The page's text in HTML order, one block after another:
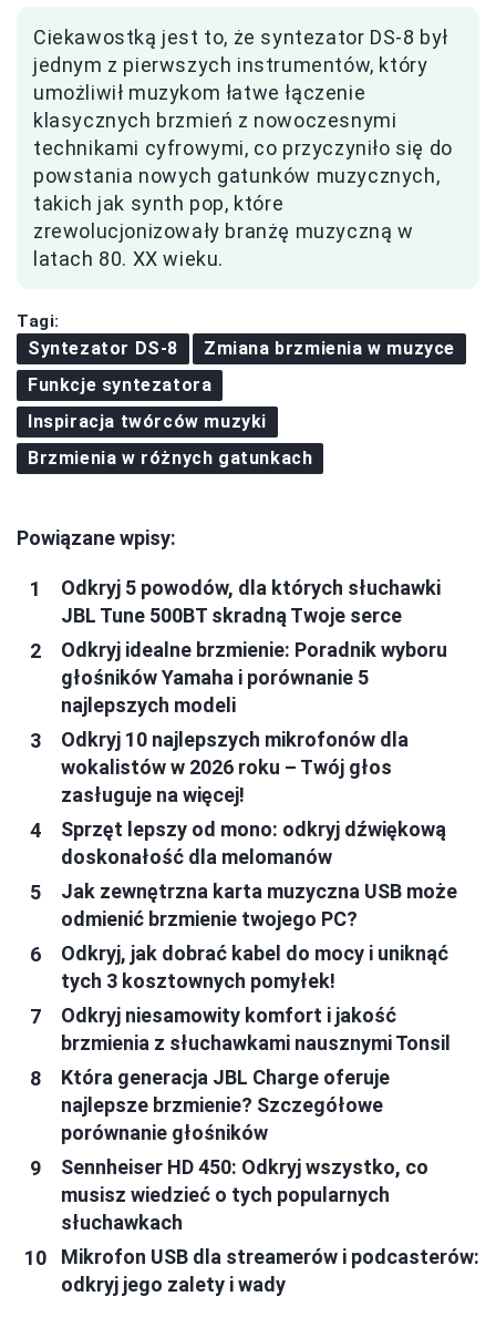
Ciekawostką jest to, że syntezator DS-8 był
jednym z pierwszych instrumentów, który
umożliwił muzykom łatwe łączenie
klasycznych brzmień z nowoczesnymi
technikami cyfrowymi, co przyczyniło się do
powstania nowych gatunków muzycznych,
takich jak synth pop, które
zrewolucjonizowały branżę muzyczną w
latach 80. XX wieku.
Tagi:
Syntezator DS-8
Zmiana brzmienia w muzyce
Funkcje syntezatora
Inspiracja twórców muzyki
Brzmienia w różnych gatunkach
Powiązane wpisy:
Odkryj 5 powodów, dla których słuchawki
JBL Tune 500BT skradną Twoje serce
Odkryj idealne brzmienie: Poradnik wyboru
głośników Yamaha i porównanie 5
najlepszych modeli
Odkryj 10 najlepszych mikrofonów dla
wokalistów w 2026 roku – Twój głos
zasługuje na więcej!
Sprzęt lepszy od mono: odkryj dźwiękową
doskonałość dla melomanów
Jak zewnętrzna karta muzyczna USB może
odmienić brzmienie twojego PC?
Odkryj, jak dobrać kabel do mocy i uniknąć
tych 3 kosztownych pomyłek!
Odkryj niesamowity komfort i jakość
brzmienia z słuchawkami nausznymi Tonsil
Która generacja JBL Charge oferuje
najlepsze brzmienie? Szczegółowe
porównanie głośników
Sennheiser HD 450: Odkryj wszystko, co
musisz wiedzieć o tych popularnych
słuchawkach
Mikrofon USB dla streamerów i podcasterów:
odkryj jego zalety i wady